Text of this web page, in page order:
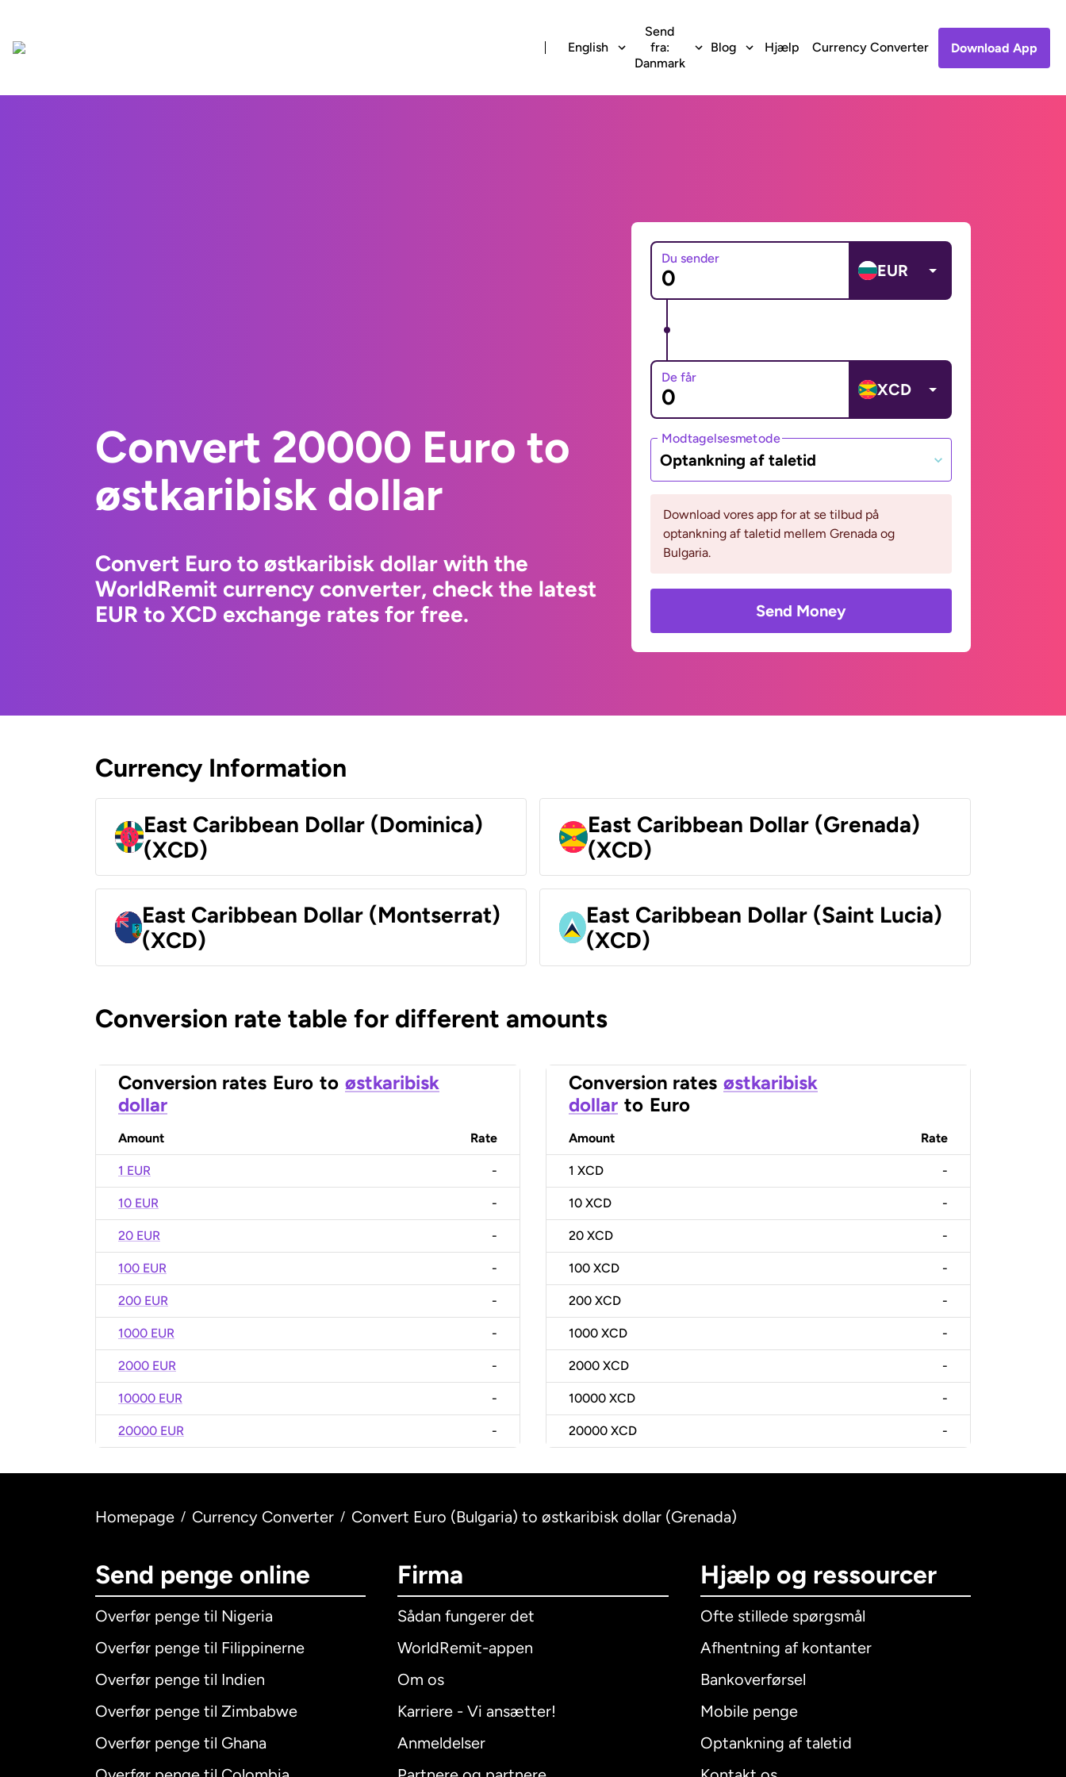
English
Send
fra:
Danmark
Blog Hjælp Currency Converter Download App
Convert 20000 Euro to
østkaribisk dollar
Convert Euro to østkaribisk dollar with the
WorldRemit currency converter, check the latest
EUR to XCD exchange rates for free.
Du sender
EUR
De får
XCD
Modtagelsesmetode
Optankning af taletid
Download vores app for at se tilbud på
optankning af taletid mellem Grenada og
Bulgaria.
Send Money
Currency Information
East Caribbean Dollar (Dominica)
(XCD)
East Caribbean Dollar (Grenada)
(XCD)
East Caribbean Dollar (Montserrat)
(XCD)
East Caribbean Dollar (Saint Lucia)
(XCD)
Conversion rate table for different amounts
Conversion rates Euro to østkaribisk
dollar
Amount Rate
1 EUR -
10 EUR -
20 EUR -
100 EUR -
200 EUR -
1000 EUR -
2000 EUR -
10000 EUR -
20000 EUR -
Conversion rates østkaribisk
dollar to Euro
Amount Rate
1 XCD -
10 XCD -
20 XCD -
100 XCD -
200 XCD -
1000 XCD -
2000 XCD -
10000 XCD -
20000 XCD -
Homepage / Currency Converter / Convert Euro (Bulgaria) to østkaribisk dollar (Grenada)
Send penge online
Overfør penge til Nigeria
Overfør penge til Filippinerne
Overfør penge til Indien
Overfør penge til Zimbabwe
Overfør penge til Ghana
Firma
Sådan fungerer det
WorldRemit-appen
Om os
Karriere - Vi ansætter!
Anmeldelser
Hjælp og ressourcer
Ofte stillede spørgsmål
Afhentning af kontanter
Bankoverførsel
Mobile penge
Optankning af taletid